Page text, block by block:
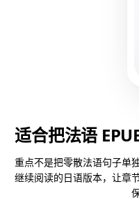
适合把法语
重点不是把零散法语句子单
继续阅读的日语版本，让章